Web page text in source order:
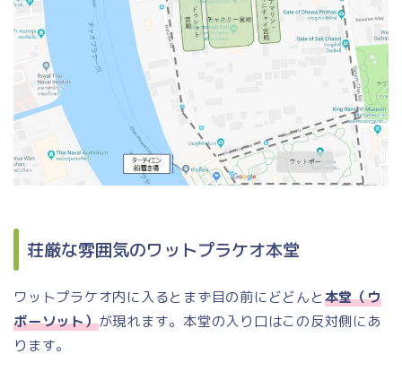
荘厳な雰囲気のワットプラケオ本堂
ワットプラケオ内に入るとまず目の前にどどんと本堂（ウ
ボーソット）が現れます。本堂の入り口はこの反対側にあ
ります。